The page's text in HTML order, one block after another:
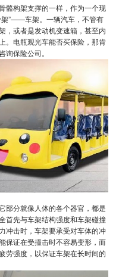
骼构架支撑的一样，作为一个现
架”——车架。一辆汽车，不管有
，或者是发动机变速箱，甚至内
电瓶观光车能否买保险， 那肯
保险公司。
部分就像人体的各个器官，都是
首先与车架结构强度和车架碰撞
冲击时，车架要承受对车体的冲
保证在受撞击时不容易变形，而
劳强度，以保证车架在长时间的